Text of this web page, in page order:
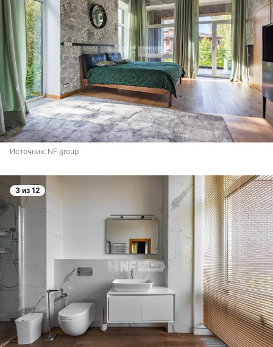
Источник: NF group
3 из 12